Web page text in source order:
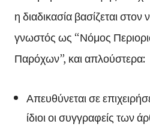
η διαδικασία βασίζεται στον
γνωστός ως “Νόμος
Παρόχων”, και απλούστερα:
Απευθύνεται σε
ίδιοι οι συγγραφείς των